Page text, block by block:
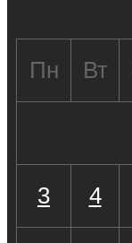
Пн Вт
3 4